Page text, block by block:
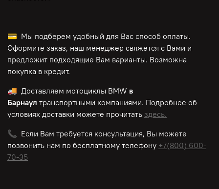
💳 Мы подберем удобный для Вас способ оплаты.
Оформите заказ, наш менеджер свяжется с Вами и
предложит подходящие Вам варианты. Возможна
покупка в кредит.
🚚 Доставляем мотоциклы BMW в
Барнаул транспортными компаниями. Подробнее об
условиях доставки можете прочитать здесь.
📞 Если Вам требуется консультация, Вы можете
позвонить нам по бесплатному телефону +7(800) 600-
70-35